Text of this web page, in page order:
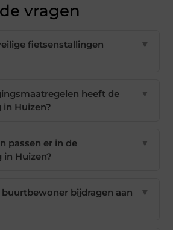
vragen
fietsenstallingen
▼
heeft de
Huizen?
▼
passen er in de
in Huizen?
▼
bijdragen aan
▼